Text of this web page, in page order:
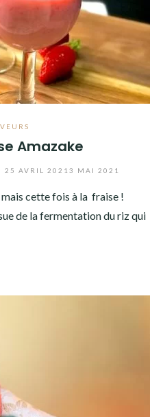
Amazake
25 AVRIL 2021 3 MAI 2021
cette fois à la fraise !
de la fermentation du riz qui